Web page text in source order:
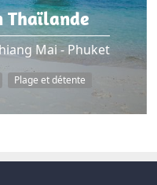
Thaïlande
Mai - Phuket
Plage et détente